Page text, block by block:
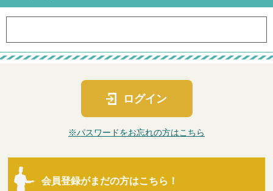
ログイン
※パスワードをお忘れの方はこちら
会員登録がまだの方はこちら！